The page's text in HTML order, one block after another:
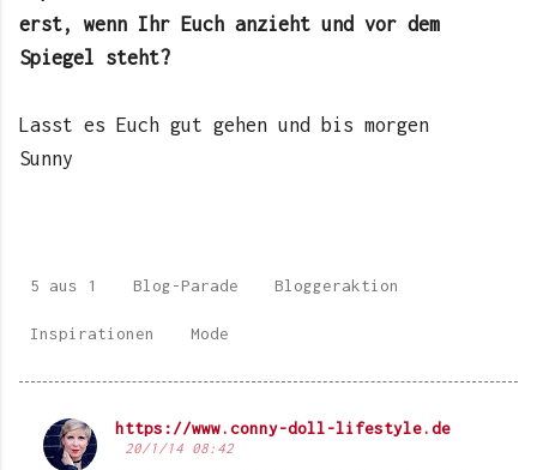
erst, wenn Ihr Euch anzieht und vor dem
Spiegel steht?
Lasst es Euch gut gehen und bis morgen
Sunny
5 aus 1 Blog-Parade Bloggeraktion
Inspirationen Mode
K
https://www.conny-doll-lifestyle.de
20/1/14 08:42